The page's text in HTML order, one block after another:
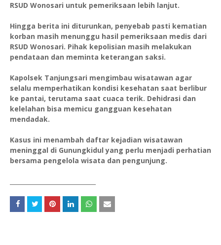
RSUD Wonosari untuk pemeriksaan lebih lanjut.
Hingga berita ini diturunkan, penyebab pasti kematian
korban masih menunggu hasil pemeriksaan medis dari
RSUD Wonosari. Pihak kepolisian masih melakukan
pendataan dan meminta keterangan saksi.
Kapolsek Tanjungsari mengimbau wisatawan agar
selalu memperhatikan kondisi kesehatan saat berlibur
ke pantai, terutama saat cuaca terik. Dehidrasi dan
kelelahan bisa memicu gangguan kesehatan
mendadak.
Kasus ini menambah daftar kejadian wisatawan
meninggal di Gunungkidul yang perlu menjadi perhatian
bersama pengelola wisata dan pengunjung.